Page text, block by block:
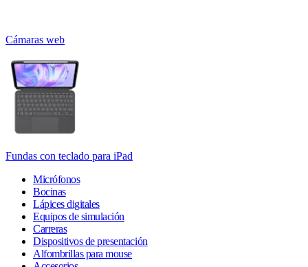
Cámaras web
Fundas con teclado para iPad
Micrófonos
Bocinas
Lápices digitales
Equipos de simulación
Carreras
Dispositivos de presentación
Alfombrillas para mouse